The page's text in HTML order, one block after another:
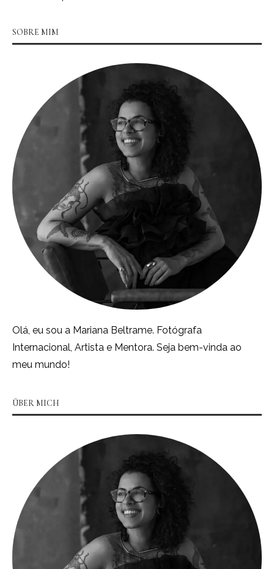
SOBRE MIM
Olá, eu sou a Mariana Beltrame. Fotógrafa
Internacional, Artista e Mentora. Seja bem-vinda ao
meu mundo!
ÜBER MICH